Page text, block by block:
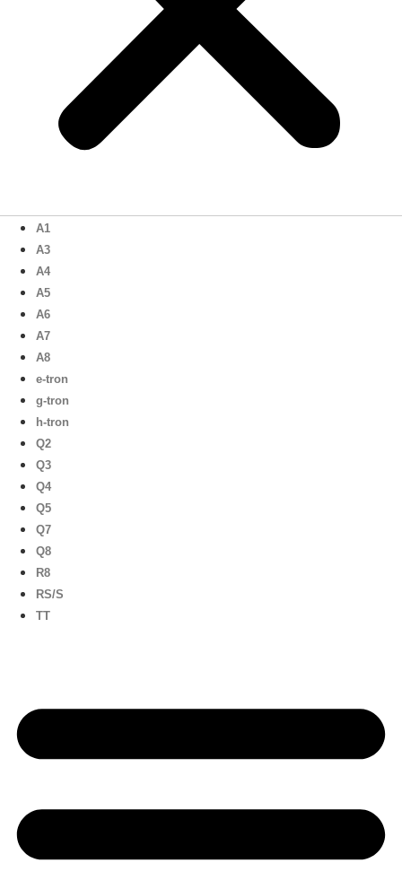
A1
A3
A4
A5
A6
A7
A8
e-tron
g-tron
h-tron
Q2
Q3
Q4
Q5
Q7
Q8
R8
RS/S
TT